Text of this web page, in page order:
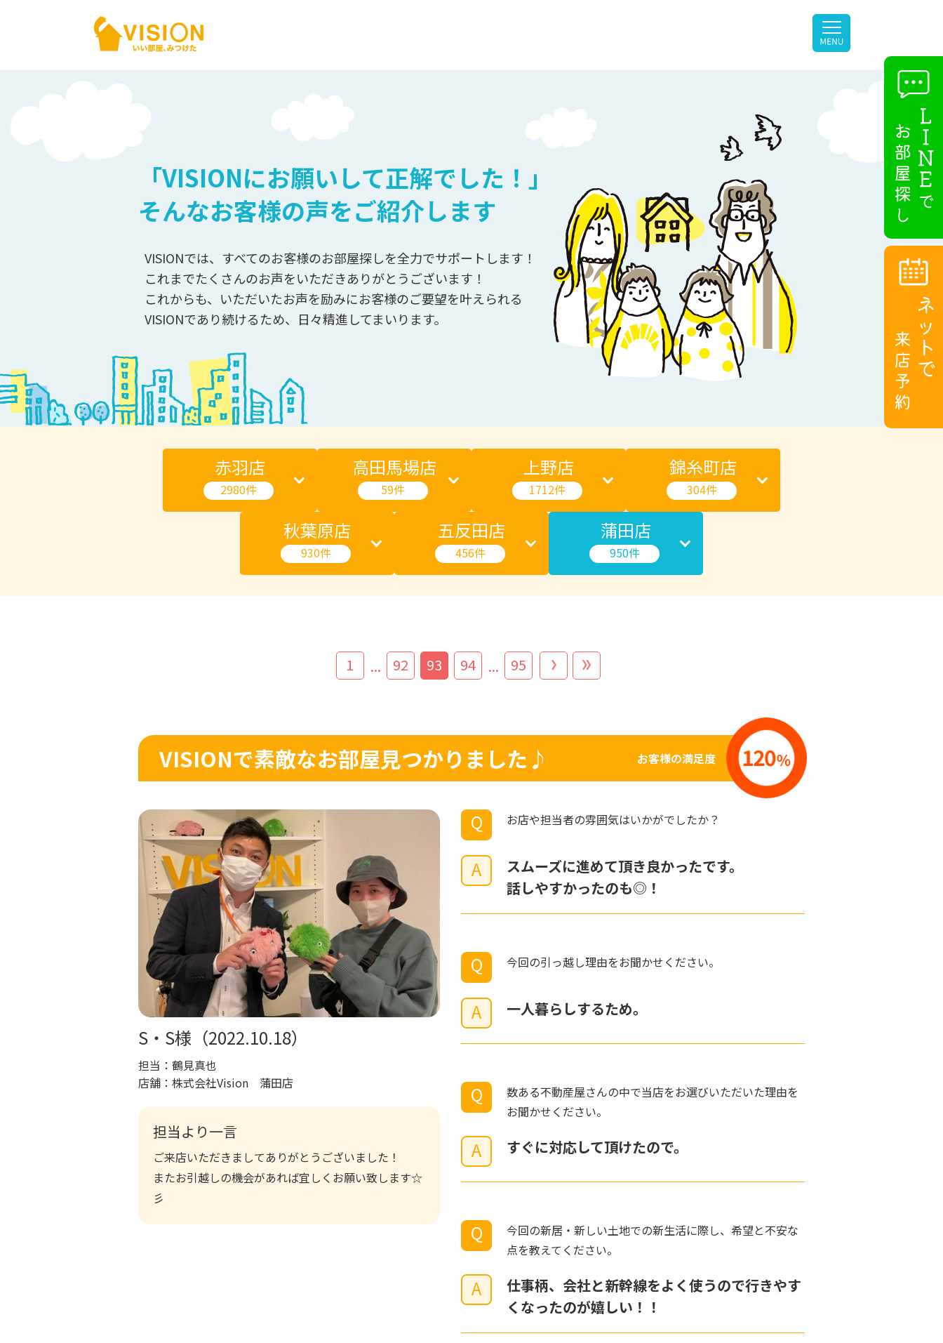
「VISIONにお願いして正解でした！」
そんなお客様の声をご紹介します
VISIONでは、すべてのお客様のお部屋探しを全力でサポートします！
これまでたくさんのお声をいただきありがとうございます！
これからも、いただいたお声を励みにお客様のご要望を叶えられる
VISIONであり続けるため、日々精進してまいります。
赤羽店
2980件
高田馬場店
59件
上野店
1712件
錦糸町店
304件
秋葉原店
930件
五反田店
456件
蒲田店
950件
1 ... 92 93 94 ... 95
VISIONで素敵なお部屋見つかりました♪ お客様の満足度
S・S様（2022.10.18）
担当： 鶴見真也
店舗： 株式会社Vision 蒲田店
担当より一言
ご来店いただきましてありがとうございました！
またお引越しの機会があれば宜しくお願い致します☆
彡
Q お店や担当者の雰囲気はいかがでしたか？
A
スムーズに進めて頂き良かったです。
話しやすかったのも◎！
Q 今回の引っ越し理由をお聞かせください。
A 一人暮らしするため。
Q
数ある不動産屋さんの中で当店をお選びいただいた理由を
お聞かせください。
A すぐに対応して頂けたので。
Q
今回の新居・新しい土地での新生活に際し、希望と不安な
点を教えてください。
A
仕事柄、会社と新幹線をよく使うので行きやす
くなったのが嬉しい！！